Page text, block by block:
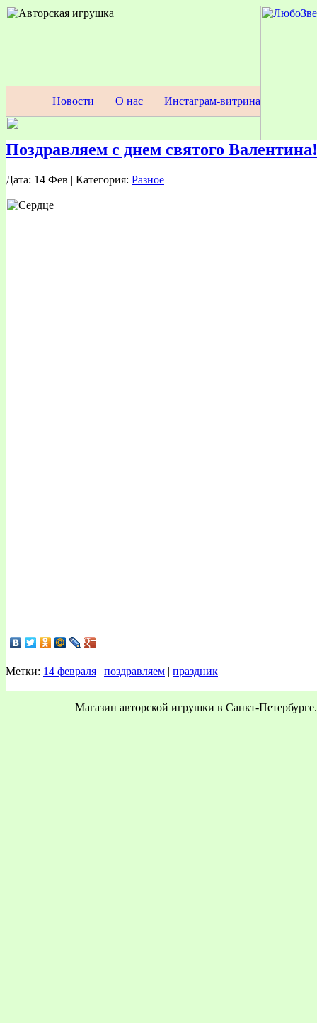
Новости О нас Инстаграм-витрина
Поздравляем с днем святого Валентина!
Дата: 14 Фев | Категория: Разное |
Метки: 14 февраля | поздравляем | праздник
Магазин авторской игрушки в Санкт-